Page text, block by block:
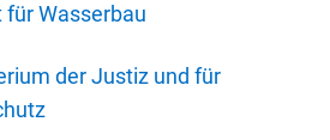
Wasserbau
der Justiz und für